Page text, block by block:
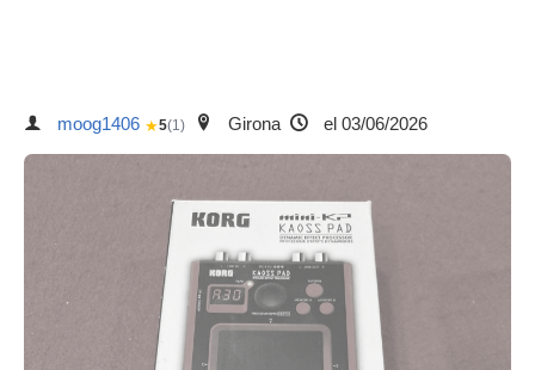
moog1406 ★5(1) Girona el 03/06/2026